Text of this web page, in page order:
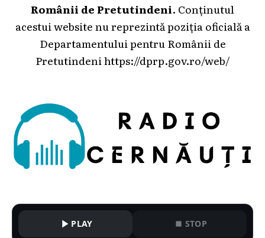
Românii de Pretutindeni. Conținutul
acestui website nu reprezintă poziția oficială a
Departamentului pentru Românii de
Pretutindeni https://dprp.gov.ro/web/
PLAY STOP